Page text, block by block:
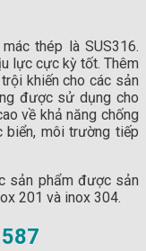
thép là SUS316.
lực cực kỳ tốt. Thêm
khiến cho các sản
được sử dụng cho
về khả năng chống
biển, môi trường tiếp
sản phẩm được sản
201 và inox 304.